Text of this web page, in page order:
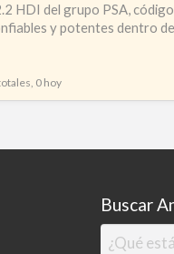
HDI del grupo PSA,
y potentes dentro
0 hoy
Buscar